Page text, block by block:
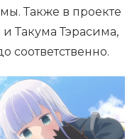
Также в проекте
Такума Тэрасима,
соответственно.